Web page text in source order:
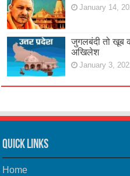
January 14,
जुगलबंदी तो खूब
अखिलेश
January 3,
Quick Links
Home